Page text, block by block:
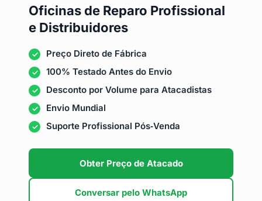
Oficinas de Reparo Profissional
e Distribuidores
Preço Direto de Fábrica
100% Testado Antes do Envio
Desconto por Volume para Atacadistas
Envio Mundial
Suporte Profissional Pós‑Venda
Obter Preço de Atacado
Conversar pelo WhatsApp